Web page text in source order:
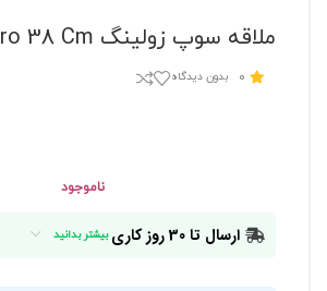
ملاقه سوپ زولینگ Zwilling Pro 38 Cm
0 بدون دیدگاه
ناموجود
ارسال تا 30 روز کاری بیشتر بدانید